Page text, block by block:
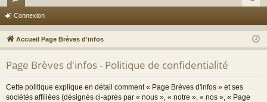
or
u
m
s
ne
xi
Connexion
Accueil Page Brèves d'infos
Page Brèves d'infos - Politique de confidentialité
Cette politique explique en détail comment « Page Brèves d'infos » et ses
sociétés affiliées (désignés ci-après par « nous », « notre », « nos », « Page